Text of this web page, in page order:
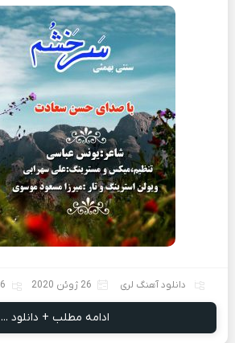
دانلود آهنگ لری 26 ژوئن 2020 6 سال پیش
ادامه مطلب + دانلود ...